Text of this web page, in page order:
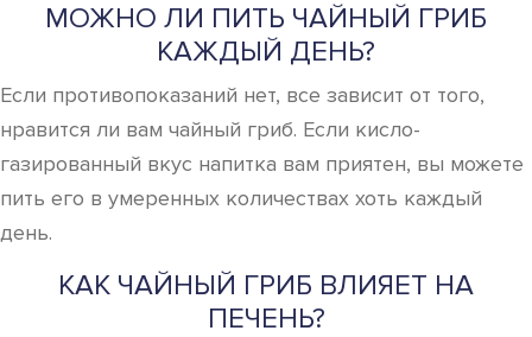
МОЖНО ЛИ ПИТЬ ЧАЙНЫЙ ГРИБ
КАЖДЫЙ ДЕНЬ?
Если противопоказаний нет, все зависит от того,
нравится ли вам чайный гриб. Если кисло-
газированный вкус напитка вам приятен, вы можете
пить его в умеренных количествах хоть каждый
день.
КАК ЧАЙНЫЙ ГРИБ ВЛИЯЕТ НА
ПЕЧЕНЬ?